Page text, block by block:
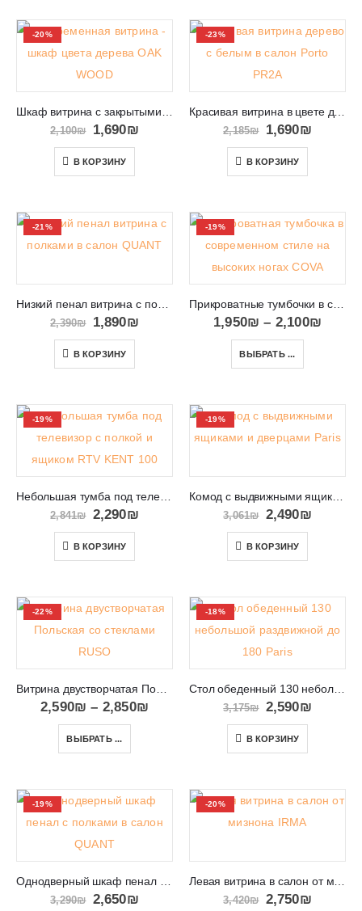
-20%
2,100₪ 1,690₪
В КОРЗИНУ
-23%
2,185₪ 1,690₪
В КОРЗИНУ
-21%
Низкий пенал витрина с полками в салон QUANT 07
2,390₪ 1,890₪
В КОРЗИНУ
-19%
Прикроватные тумбочки в современном стиле на высоких ногах COVA
1,950₪ – 2,100₪
ВЫБРАТЬ ...
-19%
Небольшая тумба под телевизор с полкой и ящиком RTV KENT 100
2,841₪ 2,290₪
В КОРЗИНУ
-19%
Комод с выдвижными ящиками и дверцами Paris 014
3,061₪ 2,490₪
В КОРЗИНУ
-22%
Витрина двустворчатая Польская со стеклами RUSO
2,590₪ – 2,850₪
ВЫБРАТЬ ...
-18%
Стол обеденный 130 небольшой раздвижной до 180 Paris
3,175₪ 2,590₪
В КОРЗИНУ
-19%
3,290₪ 2,650₪
-20%
3,420₪ 2,750₪